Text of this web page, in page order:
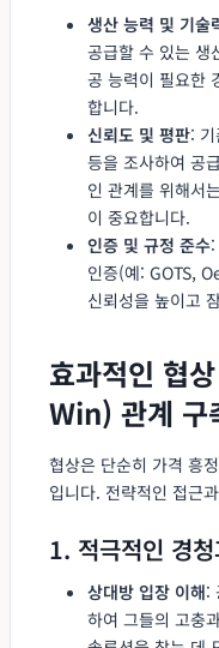
생산 능력 및 기술
공급할 수 있는 생
공 능력이 필요한
합니다.
신뢰도 및 평판:
등을 조사하여 공
인 관계를 위해서
이 중요합니다.
인증 및 규정 준수
인증(예: GOTS,
신뢰성을 높이고
효과적인 협
Win) 관계 구
협상은 단순히 가격 흥
입니다. 전략적인 접근
1. 적극적인 경
상대방 입장 이해:
하여 그들의 고충